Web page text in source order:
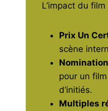
L’impact du
Prix Un
scène
pour un
d’initiés.
Multiples